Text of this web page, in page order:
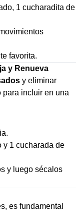
1 cucharadita de
favorita.
y Renueva
y eliminar
para incluir en una
y 1 cucharada de
y luego sécalos
es fundamental